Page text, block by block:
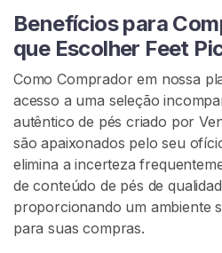
Benefícios para
que Escolher Feet
Como Comprador em nossa
acesso a uma seleção
autêntico de pés criado por
são apaixonados pelo seu
elimina a incerteza
de conteúdo de pés de
proporcionando um ambiente
para suas compras.
c
s
V
e
n
d
e
r
F